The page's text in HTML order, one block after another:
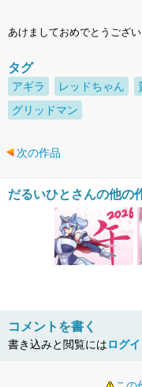
あけましておめでとうござ
タグ
アギラ レッドちゃん
グリッドマン
次の作品
だるいひとさんの他の
コメントを書く
書き込みと閲覧にはログ